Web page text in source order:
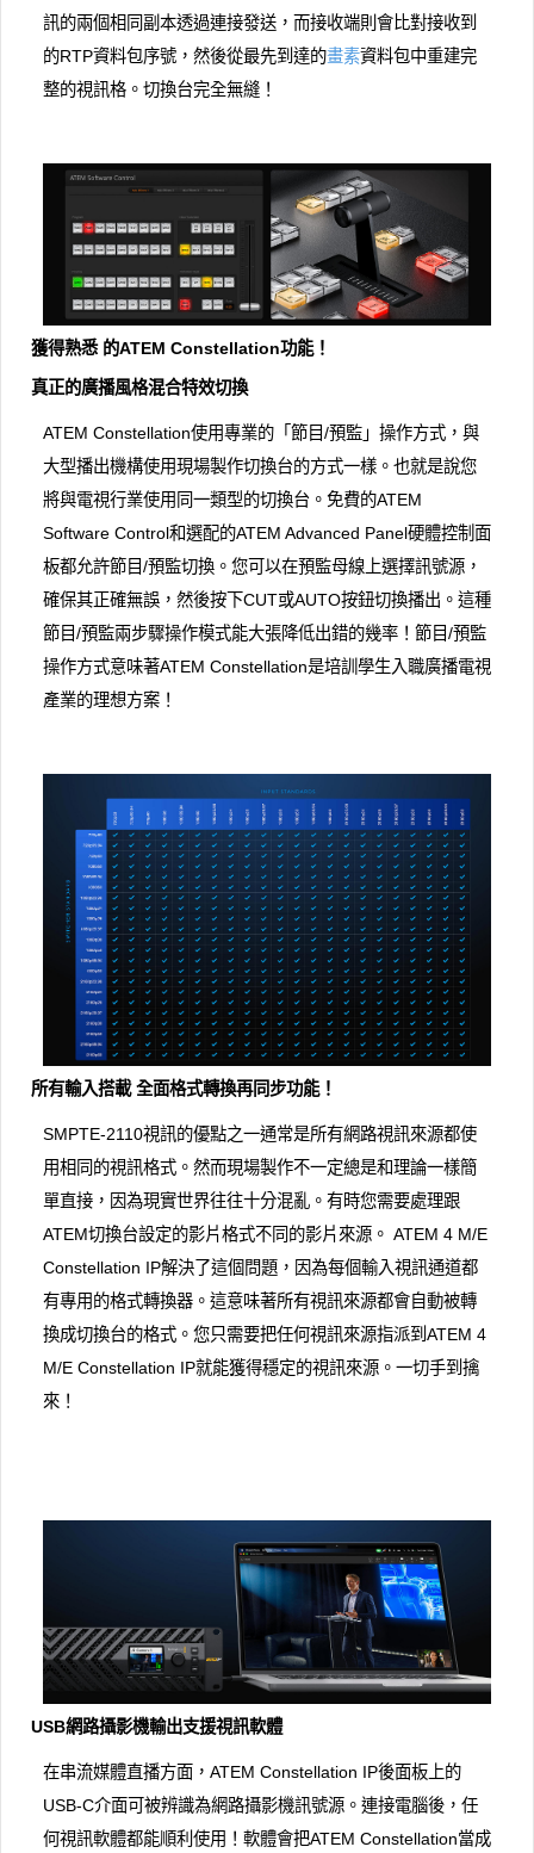
訊的兩個相同副本透過連接發送，而接收端則會比對接收到
的RTP資料包序號，然後從最先到達的畫素資料包中重建完
整的視訊格。切換台完全無縫！
獲得熟悉 的ATEM Constellation功能！
真正的廣播風格混合特效切換
ATEM Constellation使用專業的「節目/預監」操作方式，與
大型播出機構使用現場製作切換台的方式一樣。也就是說您
將與電視行業使用同一類型的切換台。免費的ATEM
Software Control和選配的ATEM Advanced Panel硬體控制面
板都允許節目/預監切換。您可以在預監母線上選擇訊號源，
確保其正確無誤，然後按下CUT或AUTO按鈕切換播出。這種
節目/預監兩步驟操作模式能大張降低出錯的幾率！節目/預監
操作方式意味著ATEM Constellation是培訓學生入職廣播電視
產業的理想方案！
所有輸入搭載 全面格式轉換再同步功能！
SMPTE-2110視訊的優點之一通常是所有網路視訊來源都使
用相同的視訊格式。然而現場製作不一定總是和理論一樣簡
單直接，因為現實世界往往十分混亂。有時您需要處理跟
ATEM切換台設定的影片格式不同的影片來源。 ATEM 4 M/E
Con​​stellation IP解決了這個問題，因為每個輸入視訊通道都
有專用的格式轉換器。這意味著所有視訊來源都會自動被轉
換成切換台的格式。您只需要把任何視訊來源指派到ATEM 4
M/E Con​​stellation IP就能獲得穩定的視訊來源。一切手到擒
來！
USB網路攝影機輸出支援視訊軟體
在串流媒體直播方面，ATEM Constellation IP後面板上的
USB-C介面可被辨識為網路攝影機訊號源。連接電腦後，任
何視訊軟體都能順利使用！軟體會把ATEM Constellation當成